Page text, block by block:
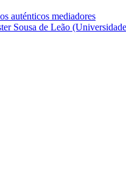
auténticos mediadores
Sousa de Leão